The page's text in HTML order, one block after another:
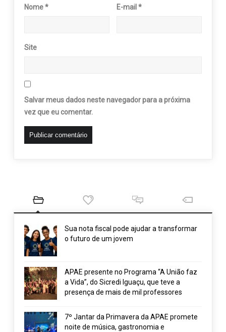
Nome* E-mail*
Site
Salvar meus dados neste navegador para a próxima
vez que eu comentar.
Sua nota fiscal pode ajudar a transformar
o futuro de um jovem
APAE presente no Programa “A União faz
a Vida”, do Sicredi Iguaçu, que teve a
presença de mais de mil professores
7º Jantar da Primavera da APAE promete
noite de música, gastronomia e